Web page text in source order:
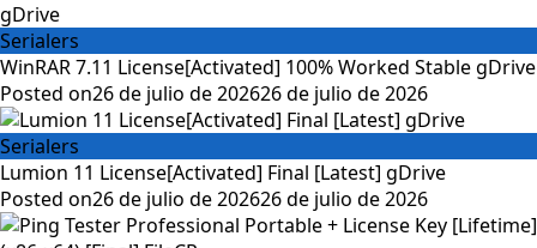
Serialers
WinRAR 7.11 License[Activated] 100% Worked Stable gDrive
Posted on26 de julio de 202626 de julio de 2026
Serialers
Lumion 11 License[Activated] Final [Latest] gDrive
Posted on26 de julio de 202626 de julio de 2026